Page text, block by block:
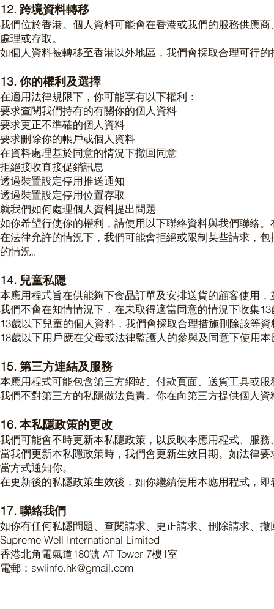
12. 跨境資料轉移
我們位於香港。個人資料可能會在香港或我們的服務供應
處理或存取。
如個人資料被轉移至香港以外地區，我們會採取合理可行
13. 你的權利及選擇
在適用法律規限下，你可能享有以下權利：
要求查閱我們持有的有關你的個人資料
要求更正不準確的個人資料
要求刪除你的帳戶或個人資料
在資料處理基於同意的情況下撤回同意
拒絕接收直接促銷訊息
透過裝置設定停用推送通知
透過裝置設定停用位置存取
就我們如何處理個人資料提出問題
如你希望行使你的權利，請使用以下聯絡資料與我們聯絡
在法律允許的情況下，我們可能會拒絕或限制某些請求，
的情況。
14. 兒童私隱
本應用程式旨在供能夠下食品訂單及安排送貨的顧客使用
我們不會在知情情況下，在未取得適當同意的情況下收集
13歲以下兒童的個人資料，我們會採取合理措施刪除該等資
18歲以下用戶應在父母或法律監護人的參與及同意下使用
15. 第三方連結及服務
本應用程式可能包含第三方網站、付款頁面、送貨工具或
我們不對第三方的私隱做法負責。你在向第三方提供個人
16. 本私隱政策的更改
我們可能會不時更新本私隱政策，以反映本應用程式、服
當我們更新本私隱政策時，我們會更新生效日期。如法律
當方式通知你。
在更新後的私隱政策生效後，如你繼續使用本應用程式，
17. 聯絡我們
如你有任何私隱問題、查閱請求、更正請求、刪除請求、
Supreme Well International Limited
香港北角電氣道180號 AT Tower 7樓1室
電郵：swiinfo.hk@gmail.com